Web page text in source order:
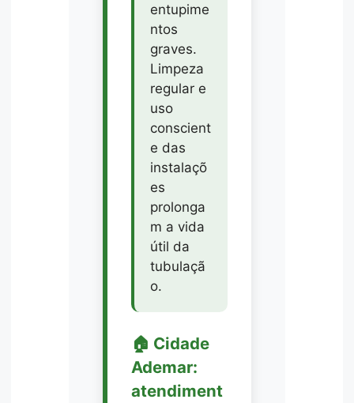
entupime
ntos
graves.
Limpeza
regular e
uso
conscient
e das
instalaçõ
es
prolonga
m a vida
útil da
tubulaçã
o.
🏠 Cidade
Ademar:
atendiment